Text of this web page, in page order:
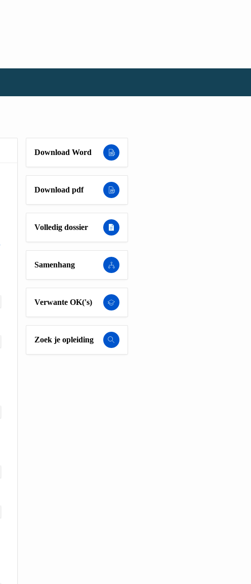
Download Word
Download pdf
Volledig dossier
Samenhang
Verwante OK('s)
Zoek je opleiding